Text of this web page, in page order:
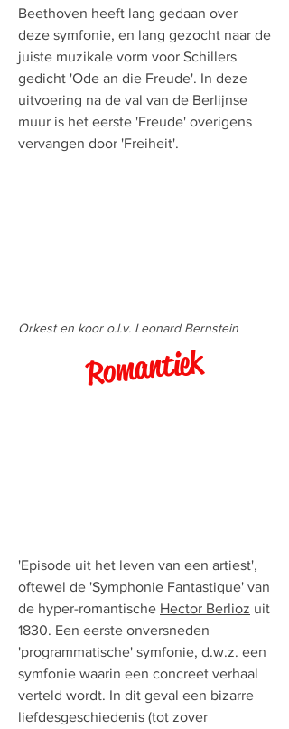
Beethoven heeft lang gedaan over
deze symfonie, en lang gezocht naar de
juiste muzikale vorm voor Schillers
gedicht 'Ode an die Freude'. In deze
uitvoering na de val van de Berlijnse
muur is het eerste 'Freude' overigens
vervangen door 'Freiheit'.
Orkest en koor o.l.v. Leonard Bernstein
Romantiek
'Episode uit het leven van een artiest',
oftewel de 'Symphonie Fantastique' van
de hyper-romantische Hector Berlioz uit
1830. Een eerste onversneden
'programmatische' symfonie, d.w.z. een
symfonie waarin een concreet verhaal
verteld wordt. In dit geval een bizarre
liefdesgeschiedenis (tot zover